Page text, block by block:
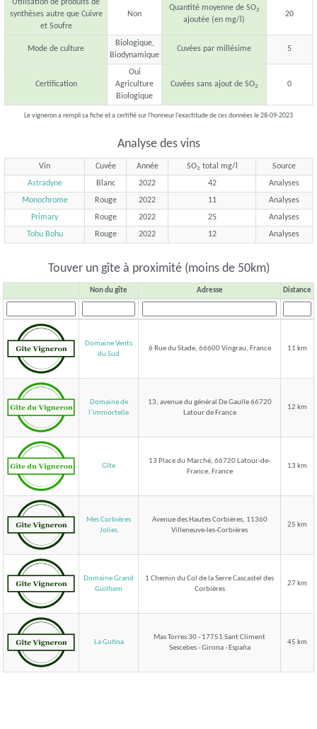
Utilisation de produits de
synthèses autre que Cuivre
et Soufre
Non
Quantité moyenne de SO2
ajoutée (en mg/l)
20
Mode de culture
Biologique,
Biodynamique
Cuvées par millésime 5
Certification
Oui
Agriculture
Biologique
Cuvées sans ajout de SO2 0
Le vigneron a rempli sa fiche et a certifié sur l'honneur l'exactitude de ces données le 28-09-2023
Analyse des vins
Vin Cuvée Année SO2 total mg/l
Source
Astradyne
Blanc 2022 42
Analyses
Monochrome
Rouge 2022 11
Analyses
Primary
Rouge 2022 25
Analyses
Tohu Bohu
Rouge 2022 12 Analyses
Touver un gîte à proximité (moins de 50km)
Non du gîte Adresse Distance
Domaine Vents
du Sud
6 Rue du Stade, 66600 Vingrau, France 11 km
Domaine de
l’immortelle
13, avenue du général De Gaulle 66720
Latour de France
12 km
Gîte
13 Place du Marché, 66720 Latour-de-
France, France
13 km
Mes Corbières
Jolies
Avenue des Hautes Corbières, 11360
Villeneuve-les-Corbières
25 km
Domaine Grand
Guilhem
1 Chemin du Col de la Serre Cascastel des
Corbières
27 km
La Gutina
Mas Torres 30 - 17751 Sant Climent
Sescebes - Girona - España
45 km